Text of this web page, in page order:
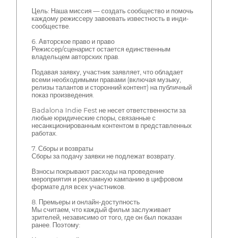
Цель: Наша миссия — создать сообщество и помочь
каждому режиссеру завоевать известность в инди-
сообществе.
6. Авторское право и право
Режиссер/сценарист остается единственным
владельцем авторских прав.
Подавая заявку, участник заявляет, что обладает
всеми необходимыми правами (включая музыку,
релизы талантов и сторонний контент) на публичный
показ произведения.
Badalona Indie Fest не несет ответственности за
любые юридические споры, связанные с
несанкционированным контентом в представленных
работах.
7. Сборы и возвраты
Сборы за подачу заявки не подлежат возврату.
Взносы покрывают расходы на проведение
мероприятия и рекламную кампанию в цифровом
формате для всех участников.
8. Премьеры и онлайн-доступность
Мы считаем, что каждый фильм заслуживает
зрителей, независимо от того, где он был показан
ранее. Поэтому: